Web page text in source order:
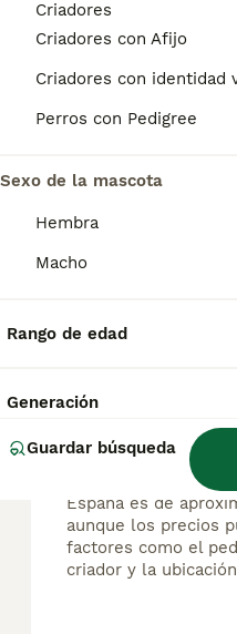
Criadores
Criadores con Afijo
Criadores con identidad
Perros con Pedigree
Sexo de la mascota
Hembra
Macho
Rango de edad
Generación
Guardar búsqueda
TECKEL ISABELLA
Teckel
1 años
Edad Precio
Criador
Identidad Verificada
Sanlúcar de Barrameda
Preguntas
¿Cuánto
de Teckel?
El coste medio de
España es de
aunque los precios
factores como el
criador y la